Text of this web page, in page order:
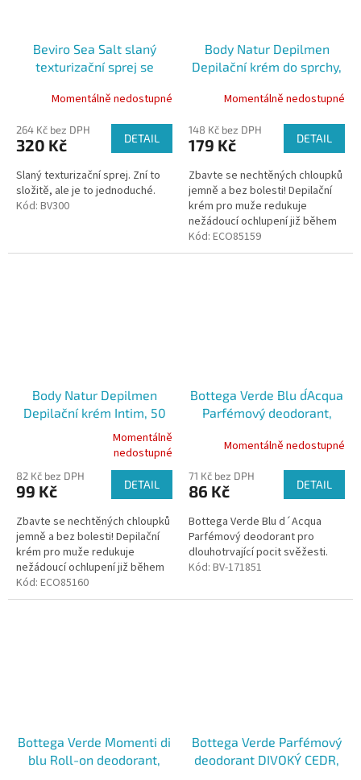
Beviro Sea Salt slaný
texturizační sprej se
Momentálně nedostupné
264 Kč bez DPH
320 Kč DETAIL
Slaný texturizační sprej. Zní to
složitě, ale je to jednoduché.
Kód: BV300
Body Natur Depilmen
Depilační krém do sprchy,
Momentálně nedostupné
148 Kč bez DPH
179 Kč DETAIL
Zbavte se nechtěných chloupků
jemně a bez bolesti! Depilační
krém pro muže redukuje
nežádoucí ochlupení již během
několika minut Veganské
složení, vhodné pro citlivou
Kód: ECO85159
Body Natur Depilmen
Depilační krém Intim, 50
produktu
je
z
5
hvězdiček.
Momentálně
nedostupné
82 Kč bez DPH
99 Kč DETAIL
Zbavte se nechtěných chloupků
jemně a bez bolesti! Depilační
krém pro muže redukuje
nežádoucí ochlupení již během
několika minut Veganské
složení, vhodné pro citlivou
Kód: ECO85160
Bottega Verde Blu d´Acqua
Parfémový deodorant,
Momentálně nedostupné
71 Kč bez DPH
86 Kč DETAIL
Bottega Verde Blu d´Acqua
Parfémový deodorant pro
dlouhotrvající pocit svěžesti.
Kód: BV-171851
Bottega Verde Momenti di
blu Roll-on deodorant,
Bottega Verde Parfémový
deodorant DIVOKÝ CEDR,